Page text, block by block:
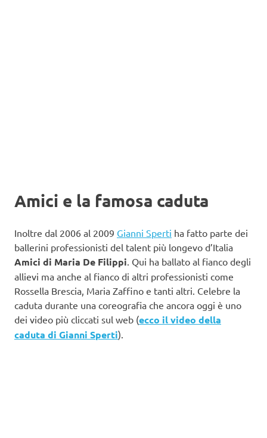
Amici e la famosa caduta
Inoltre dal 2006 al 2009 Gianni Sperti ha fatto parte dei
ballerini professionisti del talent più longevo d’Italia
Amici di Maria De Filippi . Qui ha ballato al fianco degli
allievi ma anche al fianco di altri professionisti come
Rossella Brescia, Maria Zaffino e tanti altri. Celebre la
caduta durante una coreografia che ancora oggi è uno
dei video più cliccati sul web (ecco il video della
caduta di Gianni Sperti).